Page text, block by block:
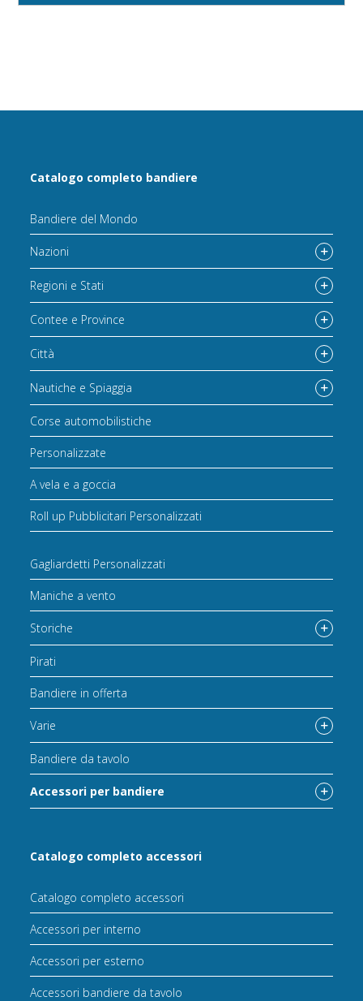
Catalogo completo bandiere
Bandiere del Mondo
Nazioni
Regioni e Stati
Contee e Province
Città
Nautiche e Spiaggia
Corse automobilistiche
Personalizzate
A vela e a goccia
Roll up Pubblicitari Personalizzati
Gagliardetti Personalizzati
Maniche a vento
Storiche
Pirati
Bandiere in offerta
Varie
Bandiere da tavolo
Accessori per bandiere
Catalogo completo accessori
Catalogo completo accessori
Accessori per interno
Accessori per esterno
Accessori bandiere da tavolo